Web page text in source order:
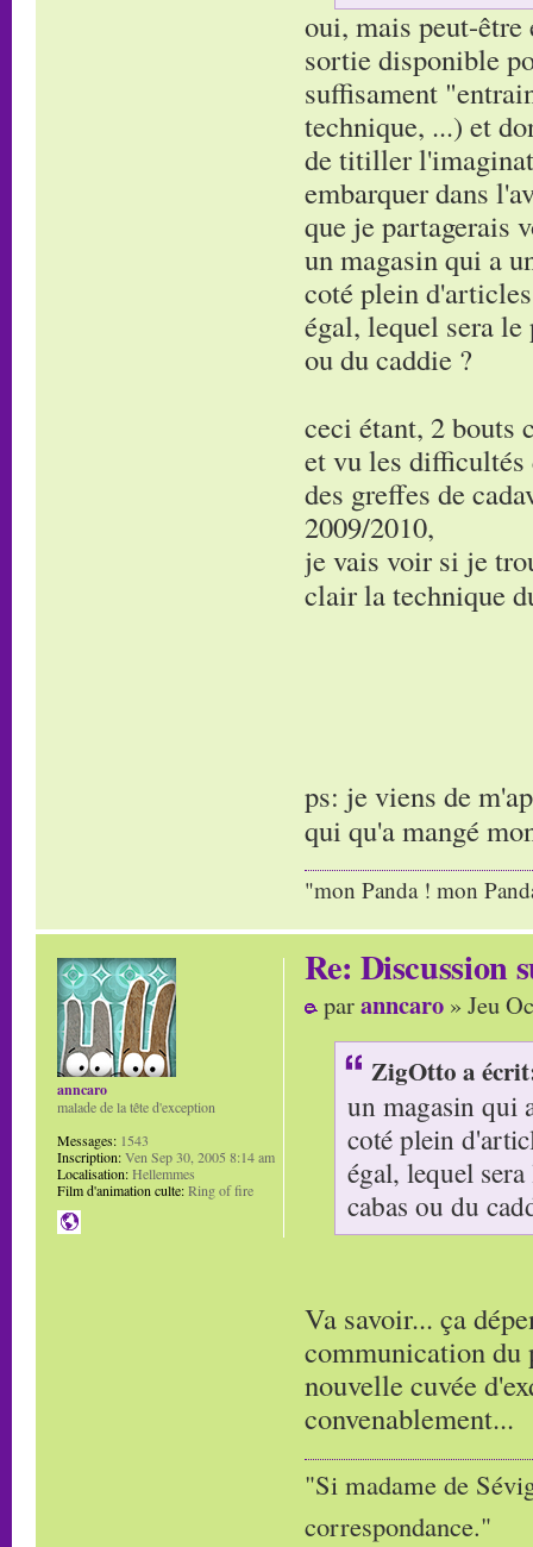
oui, mais peut-être
sortie disponible
suffisament
technique, ...) et
de titiller
embarquer dans
que je partagerais
un magasin qui a
coté plein
égal, lequel sera
ou du caddie ?
ceci étant, 2 bouts
et vu les difficultés
des greffes de
2009/2010,
je vais voir si je
clair la technique
ps: je viens de
qui qu'a mangé
"mon Panda ! mon
Re: Discussion
paranncaro » Jeu
ZigOtto a
un magasin qui
coté plein
égal, lequel
cabas ou du
Va savoir... ça
communication du
nouvelle cuvée
convenablement...
"Si madame de
correspondance."
anncaro
malade de la tête d'exception
Messages: 1543
Inscription:Ven Sep 30, 2005 8:14 am
Localisation:Hellemmes
Film d'animation culte:Ring of fire